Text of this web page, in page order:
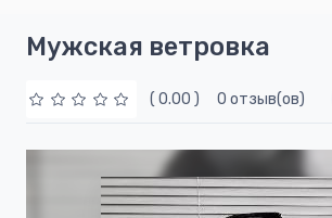
Мужская ветровка
( 0.00 ) 0 отзыв(ов)